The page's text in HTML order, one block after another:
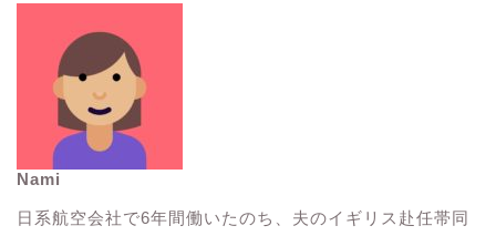
Nami
日系航空会社で6年間働いたのち、夫のイギリス赴任帯同
イギリス生活Tips